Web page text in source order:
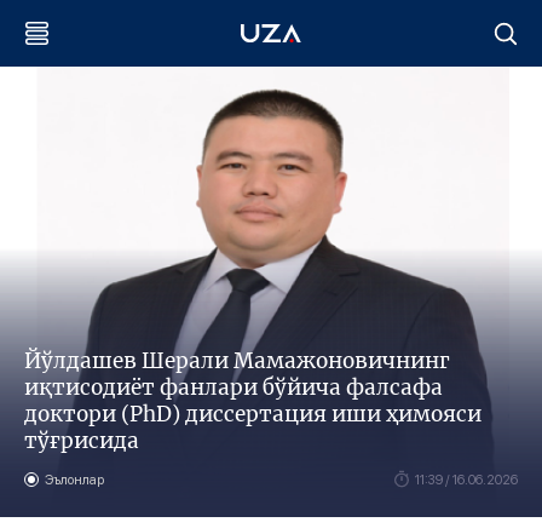
Йўлдашев Шерали Мамажоновичнинг
иқтисодиёт фанлари бўйича фалсафа
доктори (PhD) диссертация иши ҳимояси
тўғрисида
Эълонлар 11:39 / 16.06.2026